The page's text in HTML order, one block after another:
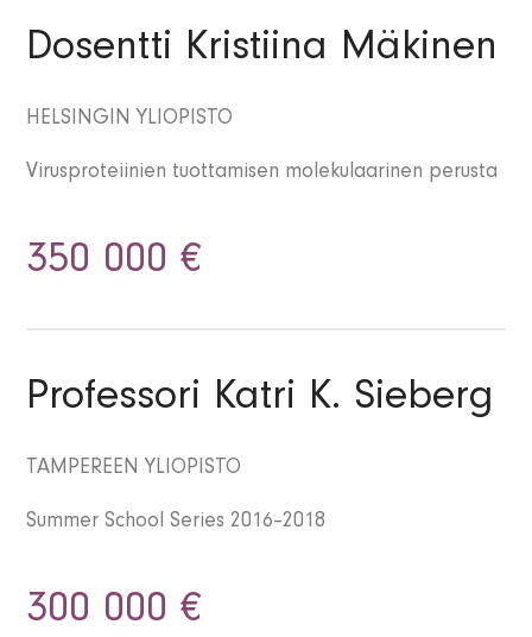
Dosentti Kristiina Mäkinen
HELSINGIN YLIOPISTO
Virusproteiinien tuottamisen molekulaarinen perusta
350 000 €
Professori Katri K. Sieberg
TAMPEREEN YLIOPISTO
Summer School Series 2016–2018
300 000 €